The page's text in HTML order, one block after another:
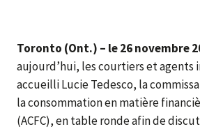
Toronto (Ont.) – le 26 novembre
aujourd’hui, les courtiers et agents
accueilli Lucie Tedesco, la
la consommation en matière
(ACFC), en table ronde afin de